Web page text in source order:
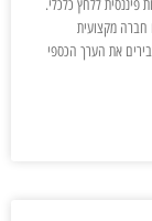
פיננסית ללחץ כלכלי.
חברה מקצועית
את הערך הכספי